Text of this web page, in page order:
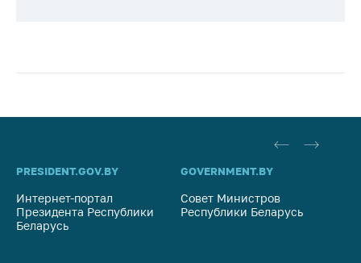
PRESIDENT.GOV.BY
Интернет-портал
Президента Республики
Беларусь
GOVERNMENT.BY
Совет Министров
Республики Беларусь